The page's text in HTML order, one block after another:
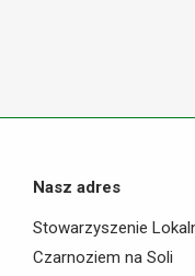
Nasz adres
Stowarzyszenie
Czarnoziem na Soli